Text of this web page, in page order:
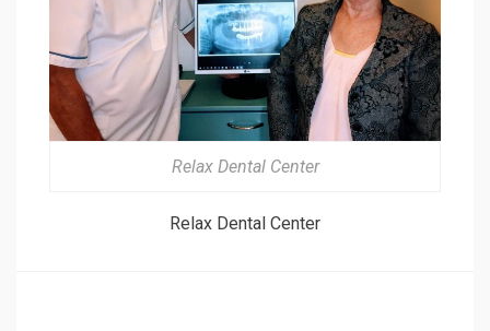
Relax Dental Center
Relax Dental Center